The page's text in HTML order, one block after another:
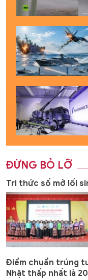
ĐỪNG BỎ LỠ
Tri thức số mở lối
Điểm chuẩn trúng
Nhật thấp nhất là 20